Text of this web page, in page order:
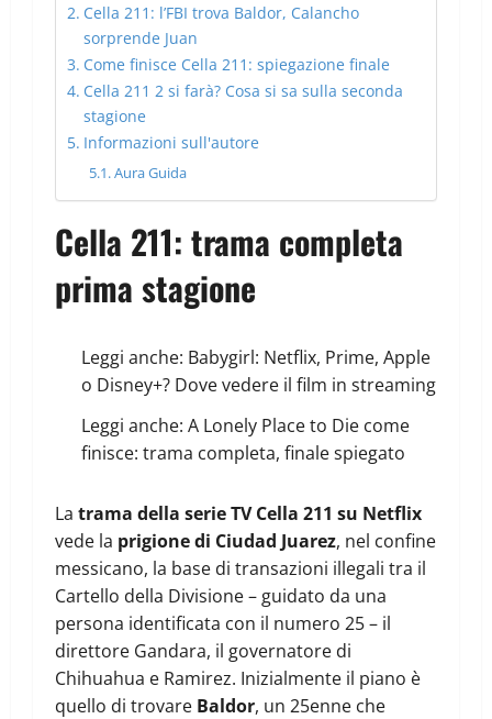
Cella 211: l’FBI trova Baldor, Calancho
sorprende Juan
Come finisce Cella 211: spiegazione finale
Cella 211 2 si farà? Cosa si sa sulla seconda
stagione
Informazioni sull'autore
Aura Guida
Cella 211: trama completa
prima stagione
Leggi anche: Babygirl: Netflix, Prime, Apple
o Disney+? Dove vedere il film in streaming
Leggi anche: A Lonely Place to Die come
finisce: trama completa, finale spiegato
La trama della serie TV Cella 211 su Netflix
vede la prigione di Ciudad Juarez, nel confine
messicano, la base di transazioni illegali tra il
Cartello della Divisione – guidato da una
persona identificata con il numero 25 – il
direttore Gandara, il governatore di
Chihuahua e Ramirez. Inizialmente il piano è
quello di trovare Baldor, un 25enne che